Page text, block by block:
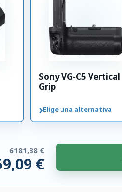
Sony VG-C5 Vertical
Grip
›Elige una alternativa
6181,38 €
€